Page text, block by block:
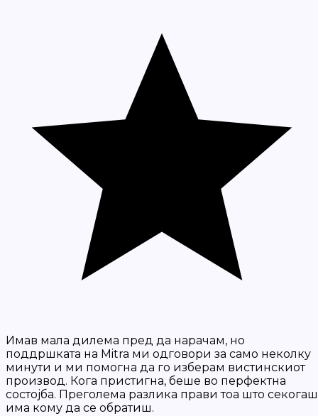
Имав мала дилема пред да нарачам, но
поддршката на Mitra ми одговори за само неколку
минути и ми помогна да го изберам вистинскиот
производ. Кога пристигна, беше во перфектна
состојба. Преголема разлика прави тоа што секогаш
има кому да се обратиш.